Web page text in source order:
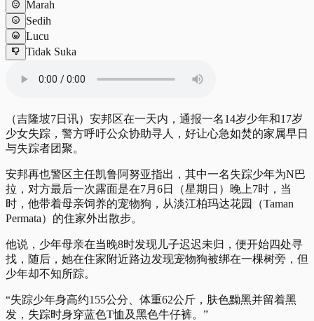
Marah
Sedih
Lucu
Tidak Suka
（吉隆坡7日讯）安邦区在一天内，通报一名14岁少年和17岁
少女失踪，警方呼吁公众协助寻人，好让心急如焚的家属早日
与失踪者团聚。
安邦再也警区主任凯鲁阿努亚指出，其中一名失踪少年为N巴
拉，对方最后一次露面是在7月6日（星期日）晚上7时，当
时，他带着母亲饲养的宠物狗，从淡江柏玛达花园（Taman
Permata）的住家外出散步。
他说，少年母亲在当晚8时发现儿子迟迟未归，便开始四处寻
找，随后，她在住家附近路边发现宠物狗被绑在一棵树旁，但
少年却不知所踪。
“失踪少年身高约155公分、体重62公斤，肤色黝黑并留着黑
发，失踪时身穿蓝色T恤及黑色牛仔裤。”